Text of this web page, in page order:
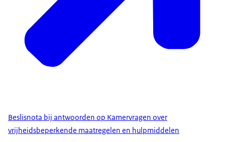
Beslisnota bij antwoorden op Kamervragen over
vrijheidsbeperkende maatregelen en hulpmiddelen